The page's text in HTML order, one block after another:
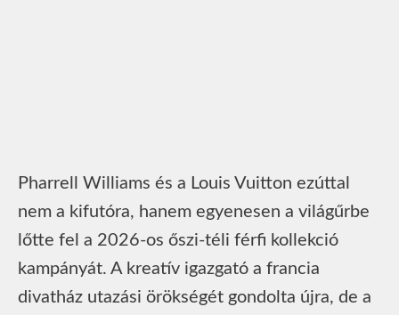
Pharrell Williams és a Louis Vuitton ezúttal
nem a kifutóra, hanem egyenesen a világűrbe
lőtte fel a 2026-os őszi-téli férfi kollekció
kampányát. A kreatív igazgató a francia
divatház utazási örökségét gondolta újra, de a